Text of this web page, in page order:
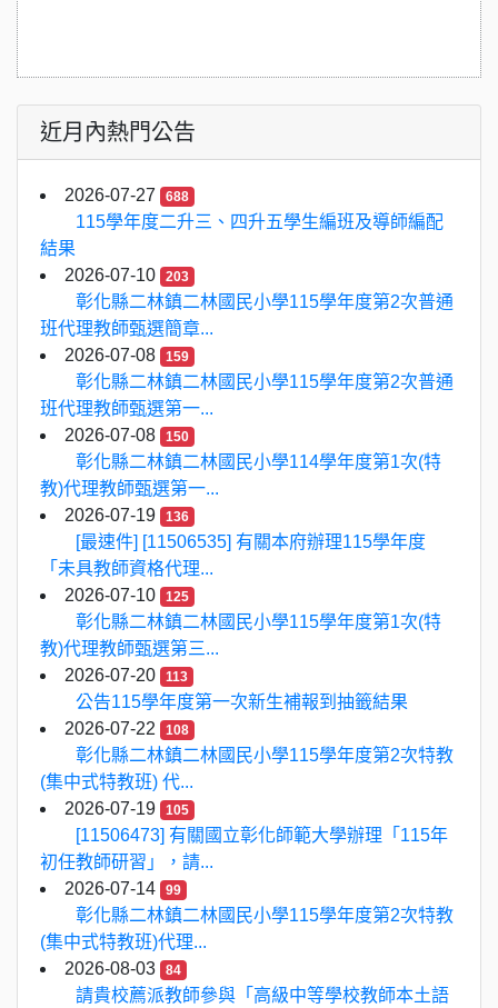
近月內熱門公告
2026-07-27 688
115學年度二升三、四升五學生編班及導師編配
結果
2026-07-10
203
彰化縣二林鎮二林國民小學115學年度第2次普通
班代理教師甄選簡章...
2026-07-08
159
彰化縣二林鎮二林國民小學115學年度第2次普通
班代理教師甄選第一...
2026-07-08
150
彰化縣二林鎮二林國民小學114學年度第1次(特
教)代理教師甄選第一...
2026-07-19
136
[最速件] [11506535] 有關本府辦理115學年度
「未具教師資格代理...
2026-07-10
125
彰化縣二林鎮二林國民小學115學年度第1次(特
教)代理教師甄選第三...
2026-07-20
113
公告115學年度第一次新生補報到抽籤結果
2026-07-22
108
彰化縣二林鎮二林國民小學115學年度第2次特教
(集中式特教班) 代...
2026-07-19
105
[11506473] 有關國立彰化師範大學辦理「115年
初任教師研習」，請...
2026-07-14
99
彰化縣二林鎮二林國民小學115學年度第2次特教
(集中式特教班)代理...
2026-08-03
84
請貴校薦派教師參與「高級中等學校教師本土語